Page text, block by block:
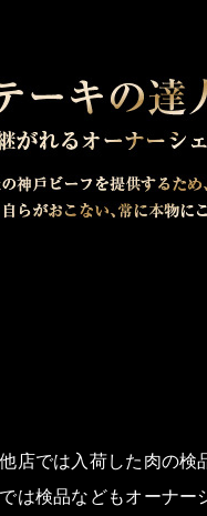
他店では入荷した肉の検
は検品などもオーナー